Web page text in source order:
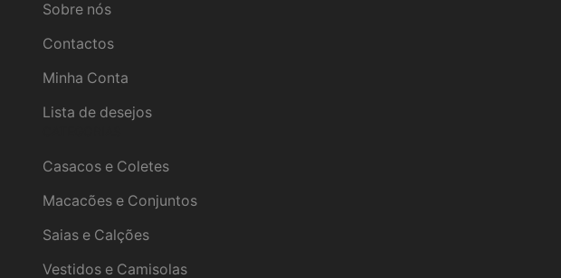
Sobre nós
Contactos
Minha Conta
Lista de desejos
Casacos e Coletes
Macacões e Conjuntos
Saias e Calções
Vestidos e Camisolas